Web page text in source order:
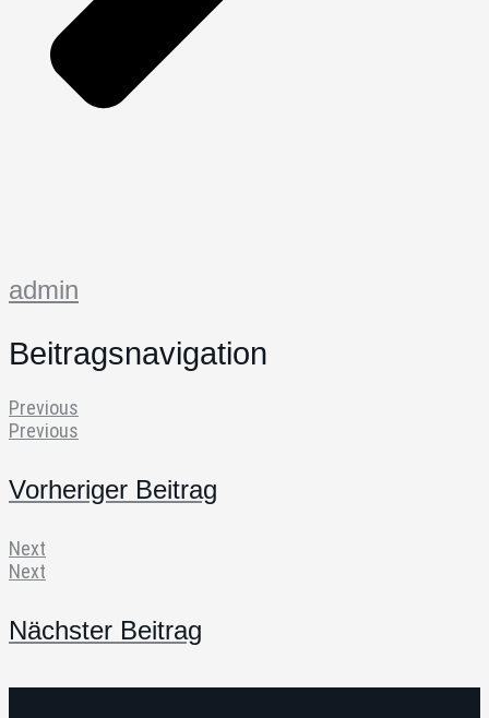
admin
Beitragsnavigation
Previous
Previous
Vorheriger Beitrag
Next
Next
Nächster Beitrag